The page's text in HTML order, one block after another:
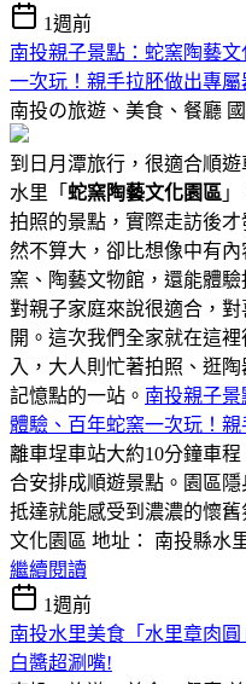
1週前
南投親子景點：蛇窯陶藝
一次玩！親手拉胚做出專屬
南投の旅遊、美食、餐廳
到日月潭旅行，很適合順
水里「 蛇窯陶藝文化園區
拍照的景點，實際走訪後
然不算大，卻比想像中有
窯、陶藝文物館，還能體
對親子家庭來說很適合，
開。這次我們全家就在這
入，大人則忙著拍照、逛
記憶點的一站。 南投親子
體驗、百年蛇窯一次玩！親
離車埕車站大約10分鐘車
合安排成順遊景點。園區
抵達就能感受到濃濃的懷
文化園區 地址： 南投縣水
繼續閱讀
1週前
南投水里美食「水里章肉
白醬超涮嘴!